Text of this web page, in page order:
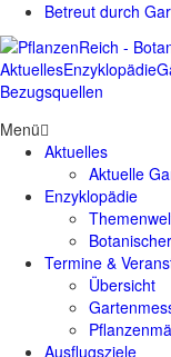
Betreut durch
AktuellesEnzyklopädie
Bezugsquellen
Menü
Aktuelles
Aktuelle
Enzyklopädie
Termine &
Übersicht
Ausflugsziele